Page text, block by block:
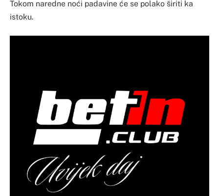
Tokom naredne noći padavine će se polako širiti ka
istoku.